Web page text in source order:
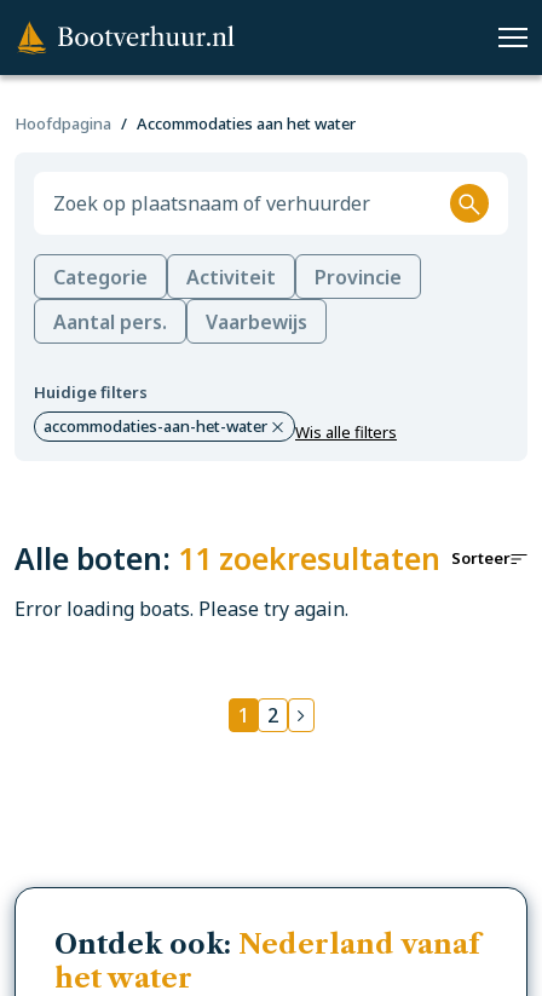
Hoofdpagina Accommodaties aan het water
Categorie Activiteit
Provincie
Aantal pers.
Vaarbewijs
Huidige filters
accommodaties-aan-het-water
Wis alle filters
Alle boten: 11 zoekresultaten Sorteer
Error loading boats. Please try again.
1 2
Ontdek ook: Nederland vanaf
het water